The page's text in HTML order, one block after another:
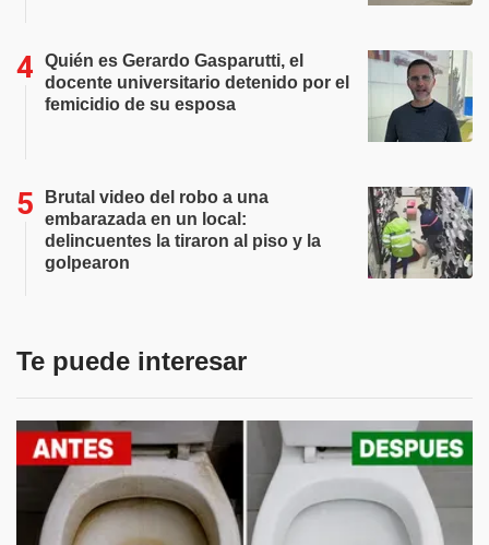
Quién es Gerardo Gasparutti, el
docente universitario detenido por el
femicidio de su esposa
Brutal video del robo a una
embarazada en un local:
delincuentes la tiraron al piso y la
golpearon
Te puede interesar